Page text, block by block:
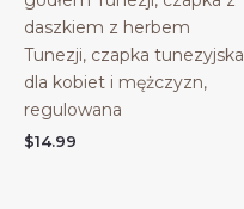
daszkiem z herbem
Tunezji, czapka tunezyjska
dla kobiet i mężczyzn,
regulowana
$14.99